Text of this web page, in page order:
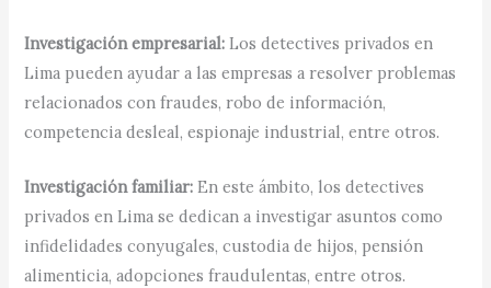
Investigación empresarial: Los detectives privados en
Lima pueden ayudar a las empresas a resolver problemas
relacionados con fraudes, robo de información,
competencia desleal, espionaje industrial, entre otros.
Investigación familiar: En este ámbito, los detectives
privados en Lima se dedican a investigar asuntos como
infidelidades conyugales, custodia de hijos, pensión
alimenticia, adopciones fraudulentas, entre otros.